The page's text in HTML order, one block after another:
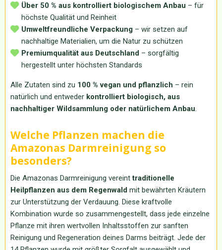
Über 50 % aus kontrolliert biologischem Anbau – für
höchste Qualität und Reinheit
Umweltfreundliche Verpackung – wir setzen auf
nachhaltige Materialien, um die Natur zu schützen
Premiumqualität aus Deutschland – sorgfältig
hergestellt unter höchsten Standards
Alle Zutaten sind zu 100 % vegan und pflanzlich – rein
natürlich und entweder kontrolliert biologisch, aus
nachhaltiger Wildsammlung oder natürlichem Anbau.
Welche Pflanzen machen die
Amazonas Darmreinigung so
besonders?
Die Amazonas Darmreinigung vereinttraditionelle
Heilpflanzen aus dem Regenwald mit bewährten Kräutern
zur Unterstützung der Verdauung. Diese kraftvolle
Kombination wurde so zusammengestellt, dass jede einzelne
Pflanze mit ihren wertvollen Inhaltsstoffen zur sanften
Reinigung und Regeneration deines Darms beiträgt. Jede der